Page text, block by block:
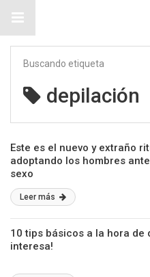
Buscando etiqueta
depilación
Este es el nuevo y extraño
adoptando los hombres
sexo
Leer más
10 tips básicos a la hora de
interesa!